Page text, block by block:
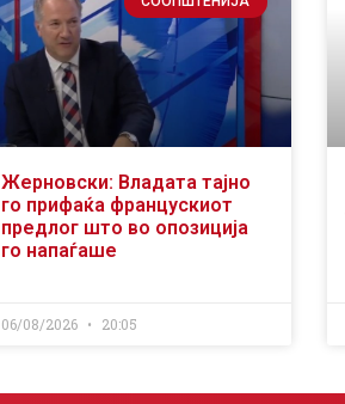
Жерновски: Владата тајно
го прифаќа францускиот
предлог што во опозиција
го напаѓаше
06/08/2026 20:05